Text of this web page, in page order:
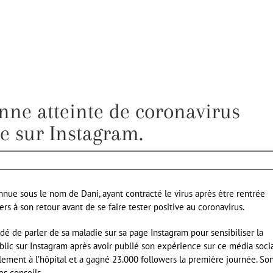
atteinte de coronavirus
sur Instagram.
sous le nom de Dani, ayant contracté le virus après être rentrée
à son retour avant de se faire tester positive au coronavirus.
de parler de sa maladie sur sa page Instagram pour sensibiliser la
sur Instagram après avoir publié son expérience sur ce média
à l’hôpital et a gagné 23.000 followers la première journée.